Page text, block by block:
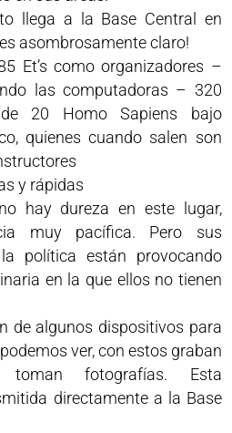
llega a la Base Central en
asombrosamente claro!
Et’s como organizadores –
las computadoras – 320
20 Homo Sapiens bajo
quienes cuando salen son
y rápidas
hay dureza en este lugar,
muy pacífica. Pero sus
política están provocando
en la que ellos no tienen
de algunos dispositivos para
ver, con estos graban
toman fotografías. Esta
directamente a la Base